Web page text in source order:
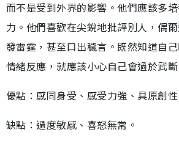
而不是受到外界的影響。他們應該多
力。他們喜歡在尖銳地批評別人，偶
發雷霆，甚至口出穢言。既然知道自
情緒反應，就應該小心自己會過於武斷
優點：感同身受、感受力強、具原創性
缺點：過度敏感、喜怒無常。